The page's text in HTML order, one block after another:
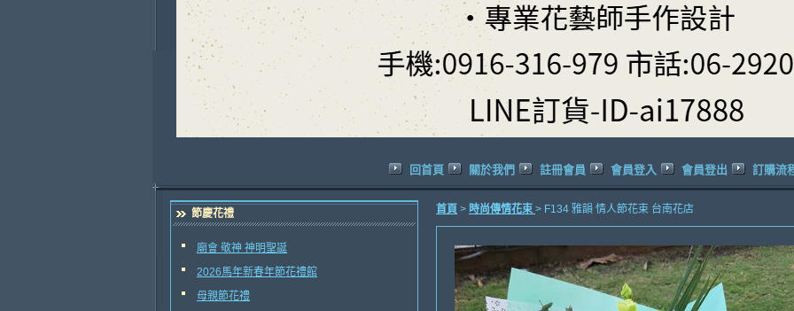
回首頁 關於我們 註冊會員 會員登入 會員登出 訂購流
節慶花禮
廟會 敬神 神明聖誕
2026馬年新春年節花禮館
母親節花禮
首頁 > 時尚傳情花束 > F134 雅韻 情人節花束 台南花店